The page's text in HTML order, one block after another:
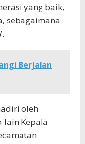
yang baik,
sebagaimana
Berjalan
oleh
lain Kepala